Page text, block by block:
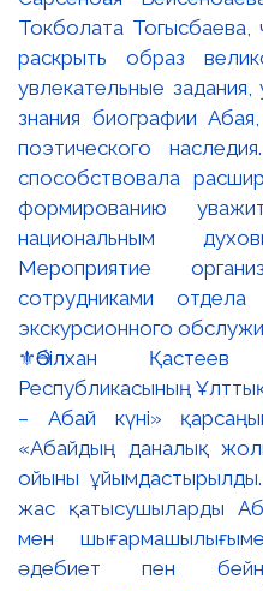
⚜️Әбілхан Қастеев
Республикасының
– Абай күні»
«Абайдың даналық
ойыны
жас қатысушыларды
мен
әдебиет пен